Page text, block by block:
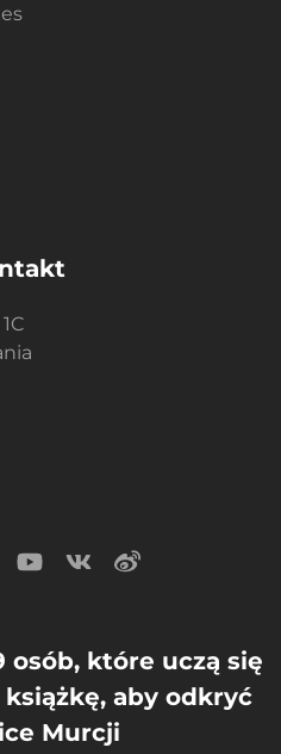
osób, które uczą się
aby odkryć
Murcji